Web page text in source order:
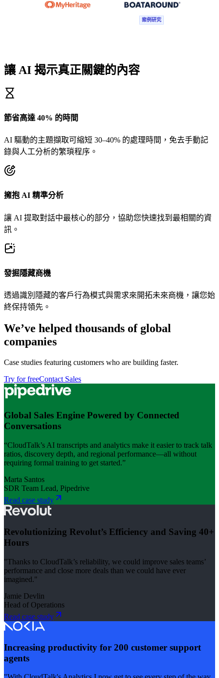
案例研究
讓 AI 揭示真正關鍵的內容
節省高達 40% 的時間
AI 驅動的主題擷取可縮短 30–40% 的處理時間，免去手動記
錄與人工分析的繁瑣程序。
擁抱 AI 精準分析
讓 AI 提取對話中最核心的部分，協助您快速找到最相關的資
訊。
發掘隱藏商機
透過識別隱藏的客戶行為模式與需求來開拓未來商機，讓您始
終保持領先。
We’ve helped thousands of global
companies
Case studies featuring customers who are building faster.
Try for freeContact Sales
Global Sales Engine Powered by Connected
Conversations
“CloudTalk’s AI transcripts and analytics make it easier to track talk
ratios, discovery depth, and regional performance—all without
requiring formal training to get started.”
Marta Santos
SDR Team Lead, Pipedrive
Read case study
Revolutionizing Revolut’s Efficiency and Saving 40+
Hours
"Thanks to CloudTalk’s reliability, we could improve sales teams’
performance and close more deals than we could have ever
imagined."
Jamie Devlin
Head of Operations
Read case study
Increasing productivity for 200 customer support
agents